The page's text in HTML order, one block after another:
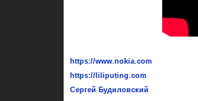
https://www.nokia.com
https://liliputing.com
Сергей Будиловский